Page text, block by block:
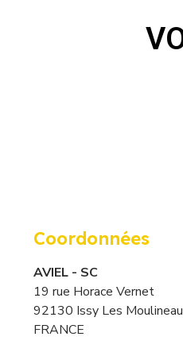
Coordonnées
AVIEL - SC
19 rue Horace Vernet
92130 Issy Les
FRANCE